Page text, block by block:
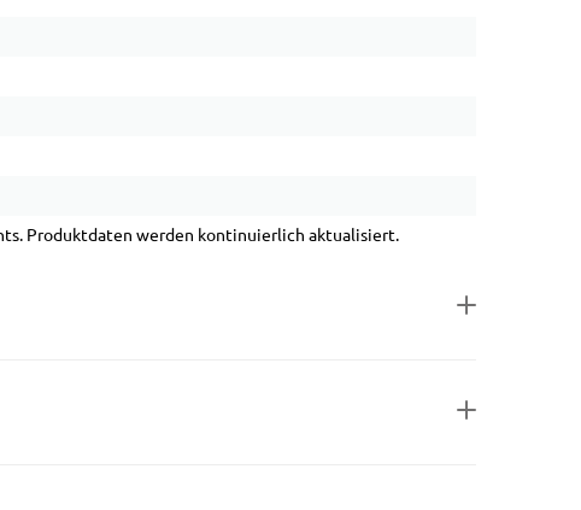
Produktdaten werden kontinuierlich aktualisiert.